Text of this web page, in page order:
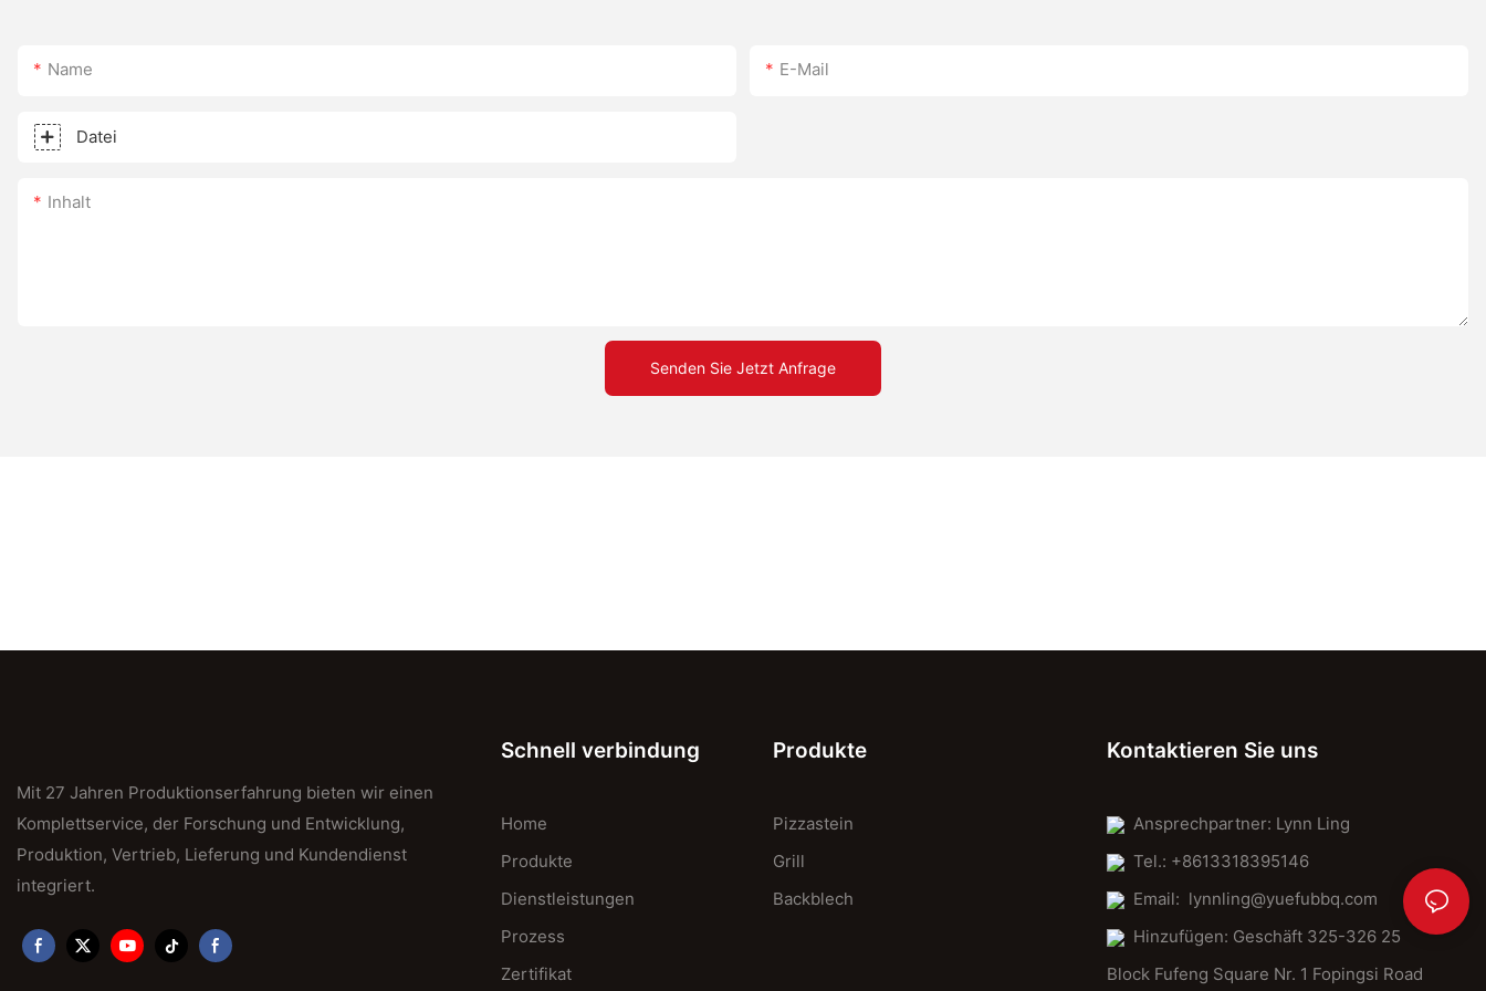
Name E-Mail
Datei
Inhalt
Senden Sie Jetzt Anfrage
Mit 27 Jahren Produktionserfahrung bieten wir einen
Komplettservice, der Forschung und Entwicklung,
Produktion, Vertrieb, Lieferung und Kundendienst
integriert.
Schnell verbindung
Home
Produkte
Dienstleistungen
Prozess
Zertifikat
Produkte
Pizzastein
Grill
Backblech
Kontaktieren Sie uns
Ansprechpartner: Lynn Ling
Tel.: +8613318395146
Email: lynnling@yuefubbq.com
Hinzufügen: Geschäft 325-326 25
Block Fufeng Square Nr. 1 Fopingsi Road